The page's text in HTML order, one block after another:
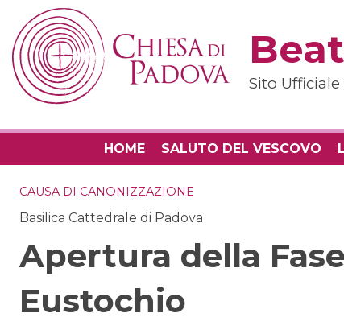
content
Sito
HOME SALUTO DEL VESCOVO
CAUSA DI CANONIZZAZIONE
Basilica Cattedrale di Padova
Apertura della
Eustochio